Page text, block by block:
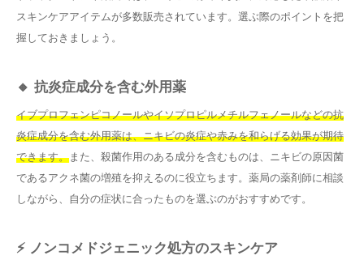
スキンケアアイテムが多数販売されています。選ぶ際のポイントを把
握しておきましょう。
🔸 抗炎症成分を含む外用薬
イブプロフェンピコノールやイソプロピルメチルフェノールなどの抗
炎症成分を含む外用薬は、ニキビの炎症や赤みを和らげる効果が期待
できます。また、殺菌作用のある成分を含むものは、ニキビの原因菌
であるアクネ菌の増殖を抑えるのに役立ちます。薬局の薬剤師に相談
しながら、自分の症状に合ったものを選ぶのがおすすめです。
⚡ ノンコメドジェニック処方のスキンケア